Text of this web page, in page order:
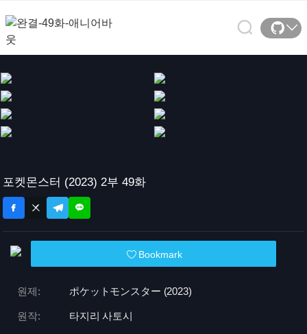
포켓몬스터 (2023) 2부 49화
Bookmark
원제: ポケットモンスター (2023)
원작: 타지리 사토시